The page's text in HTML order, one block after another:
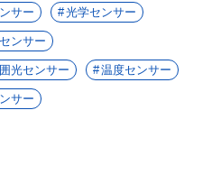
サー 光学センサー
ンサー
光センサー 温度センサー
サー